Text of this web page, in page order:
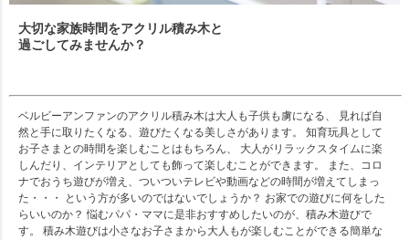
大切な家族時間をアクリル積み木と
過ごしてみませんか？
ベルビーアンファンのアクリル積み木は大人も子供も虜になる、 見れば自
然と手に取りたくなる、遊びたくなる美しさがあります。 知育玩具として
お子さまとの時間を楽しむことはもちろん、 大人がリラックスタイムに楽
しんだり、インテリアとしても飾って楽しむことができます。 また、コロ
ナでおうち遊びが増え、ついついテレビや動画などの時間が増えてしまっ
た・・・ という方が多いのではないでしょうか？ お家での遊びに何をした
らいいのか？ 悩むパパ・ママに是非おすすめしたいのが、積み木遊びで
す。 積み木遊びは小さなお子さまから大人もが楽しむことができる簡単な